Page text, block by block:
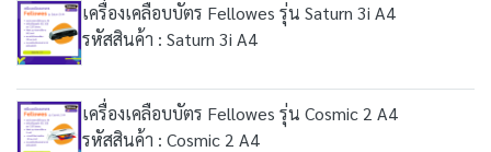
เครื่องเคลือบบัตร Fellowes รุ่น Saturn 3i A4
รหัสสินค้า : Saturn 3i A4
เครื่องเคลือบบัตร Fellowes รุ่น Cosmic 2 A4
รหัสสินค้า : Cosmic 2 A4